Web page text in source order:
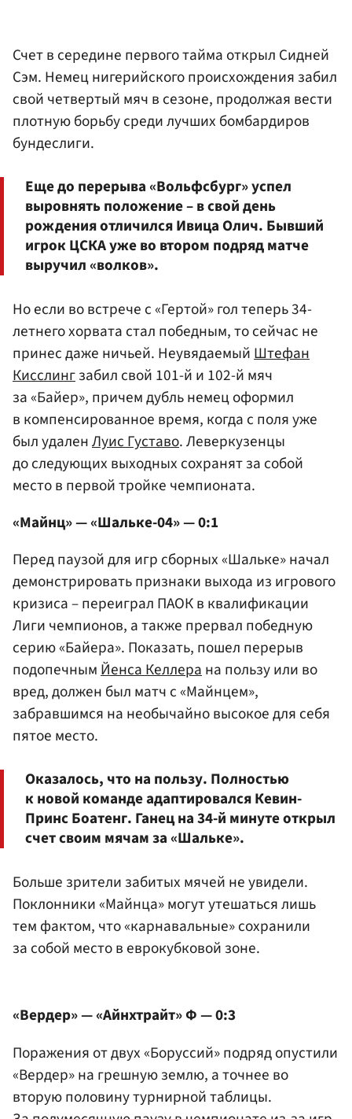
Счет в середине первого тайма открыл Сидней
Сэм. Немец нигерийского происхождения забил
свой четвертый мяч в сезоне, продолжая вести
плотную борьбу среди лучших бомбардиров
бундеслиги.
Еще до перерыва «Вольфсбург» успел
выровнять положение – в свой день
рождения отличился Ивица Олич. Бывший
игрок ЦСКА уже во втором подряд матче
выручил «волков».
Но если во встрече с «Гертой» гол теперь 34-
летнего хорвата стал победным, то сейчас не
принес даже ничьей. НеувядаемыйШтефан
Кисслингзабил свой 101-й и 102-й мяч
за «Байер», причем дубль немец оформил
в компенсированное время, когда с поля уже
был удаленЛуис Густаво. Леверкузенцы
до следующих выходных сохранят за собой
место в первой тройке чемпионата.
«Майнц» — «Шальке-04» — 0:1
Перед паузой для игр сборных «Шальке» начал
демонстрировать признаки выхода из игрового
кризиса – переиграл ПАОК в квалификации
Лиги чемпионов, а также прервал победную
серию «Байера». Показать, пошел перерыв
подопечнымЙенса Келлерана пользу или во
вред, должен был матч с «Майнцем»,
забравшимся на необычайно высокое для себя
пятое место.
Оказалось, что на пользу. Полностью
к новой команде адаптировался Кевин-
Принс Боатенг. Ганец на 34-й минуте открыл
счет своим мячам за «Шальке».
Больше зрители забитых мячей не увидели.
Поклонники «Майнца» могут утешаться лишь
тем фактом, что «карнавальные» сохранили
за собой место в еврокубковой зоне.
«Вердер» — «Айнхтрайт» Ф — 0:3
Поражения от двух «Боруссий» подряд опустили
«Вердер» на грешную землю, а точнее во
вторую половину турнирной таблицы.